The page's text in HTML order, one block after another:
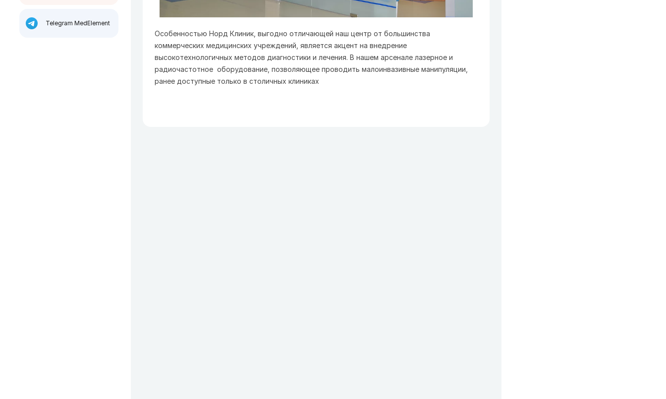
Telegram MedElement
Особенностью Норд Клиник, выгодно отличающей наш центр от большинства
коммерческих медицинских учреждений, является акцент на внедрение
высокотехнологичных методов диагностики и лечения. В нашем арсенале лазерное и
радиочастотное оборудование, позволяющее проводить малоинвазивные манипуляции,
ранее доступные только в столичных клиниках